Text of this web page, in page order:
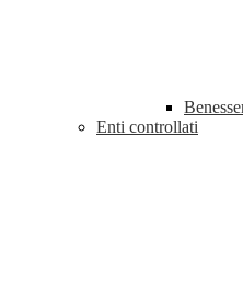
Enti controllati